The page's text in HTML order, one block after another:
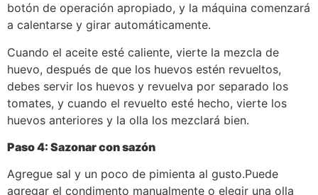
botón de operación apropiado, y la máquina comenzará
a calentarse y girar automáticamente.
Cuando el aceite esté caliente, vierte la mezcla de
huevo, después de que los huevos estén revueltos,
debes servir los huevos y revuelva por separado los
tomates, y cuando el revuelto esté hecho, vierte los
huevos anteriores y la olla los mezclará bien.
Paso 4: Sazonar con sazón
Agregue sal y un poco de pimienta al gusto.Puede
agregar el condimento manualmente o elegir una olla